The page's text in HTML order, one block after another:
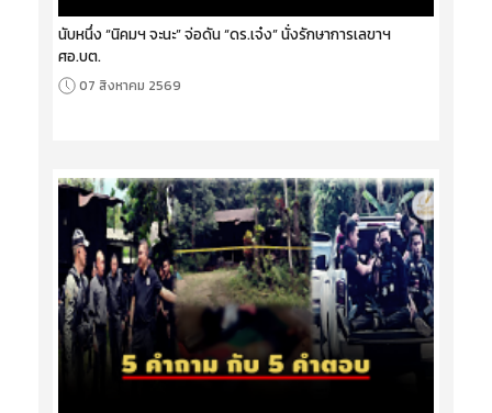
นับหนึ่ง “นิคมฯ จะนะ” จ่อดัน “ดร.เจ๋ง” นั่งรักษาการเลขาฯ
ศอ.บต.
07 สิงหาคม 2569